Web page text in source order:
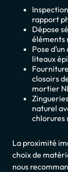
rapport
Dépose
éléments
Pose
liteaux
closoirs
mortier
naturel
chlorures
La proximité
choix de
nous